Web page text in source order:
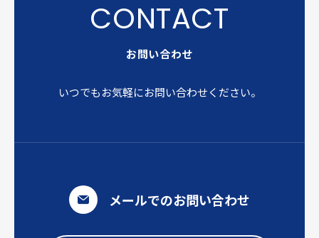
お問い合わせ
いつでもお気軽にお問い合わせください。
メールでのお問い合わせ